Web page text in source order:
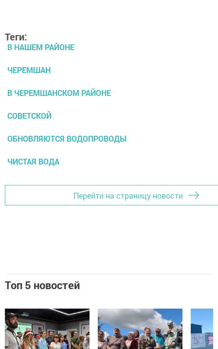
Теги:
В НАШЕМ РАЙОНЕ
ЧЕРЕМШАН
В ЧЕРЕМШАНСКОМ РАЙОНЕ
СОВЕТСКОЙ
ОБНОВЛЯЮТСЯ ВОДОПРОВОДЫ
ЧИСТАЯ ВОДА
Перейти на страницу новости
Топ 5 новостей